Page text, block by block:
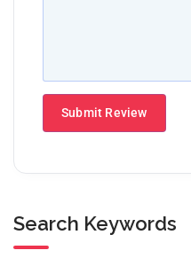
Search Keywords